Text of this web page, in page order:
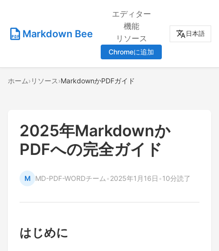
Markdown Bee
エディター
機能
リソース
Chromeに追加
日本語
ホーム› リソース›MarkdownかPDFガイド
2025年Markdownか
PDFへの完全ガイド
M MD-PDF-WORDチーム •2025年1月16日 •10分読了
はじめに